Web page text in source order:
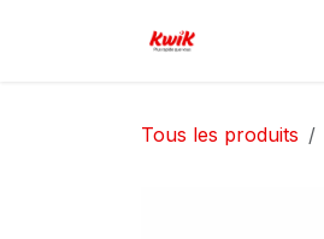
Tous les produits